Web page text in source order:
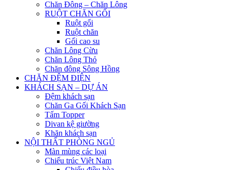
Chăn Đông – Chăn Lông
RUỘT CHĂN GỐI
Ruột gối
Ruột chăn
Gối cao su
Chăn Lông Cừu
Chăn Lông Thỏ
Chăn đông Sông Hồng
CHĂN ĐỆM ĐIỆN
KHÁCH SẠN – DỰ ÁN
Đệm khách sạn
Chăn Ga Gối Khách Sạn
Tấm Topper
Divan kệ giường
Khăn khách sạn
NỘI THẤT PHÒNG NGỦ
Màn mùng các loại
Chiếu trúc Việt Nam